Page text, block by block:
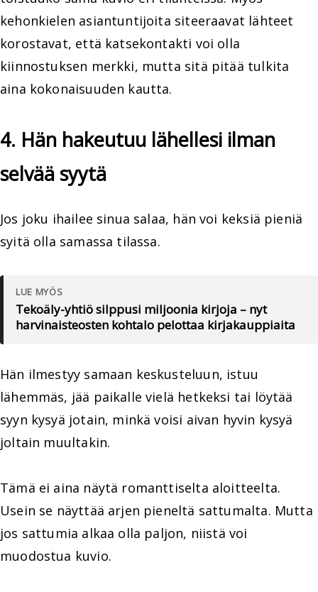
kehonkielen asiantuntijoita siteeraavat lähteet
korostavat, että katsekontakti voi olla
kiinnostuksen merkki, mutta sitä pitää tulkita
aina kokonaisuuden kautta.
4. Hän hakeutuu lähellesi ilman
selvää syytä
Jos joku ihailee sinua salaa, hän voi keksiä pieniä
syitä olla samassa tilassa.
LUE MYÖS
Tekoäly-yhtiö silppusi miljoonia kirjoja – nyt
harvinaisteosten kohtalo pelottaa kirjakauppiaita
Hän ilmestyy samaan keskusteluun, istuu
lähemmäs, jää paikalle vielä hetkeksi tai löytää
syyn kysyä jotain, minkä voisi aivan hyvin kysyä
joltain muultakin.
Tämä ei aina näytä romanttiselta aloitteelta.
Usein se näyttää arjen pieneltä sattumalta. Mutta
jos sattumia alkaa olla paljon, niistä voi
muodostua kuvio.